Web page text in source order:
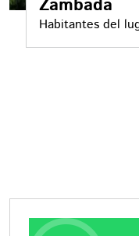
Zambada
Habitantes del
que calificaron